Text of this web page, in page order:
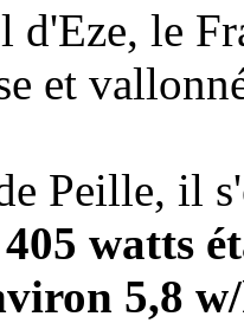
d'Eze, le
et
Peille, il
405 watts
5,8